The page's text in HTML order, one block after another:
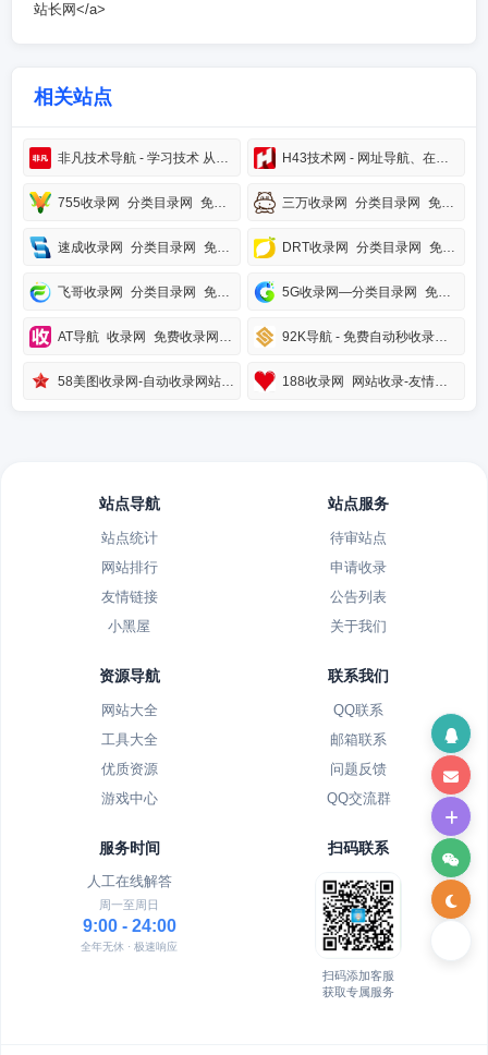
站长网</a>
相关站点
站点导航
站点统计
网站排行
友情链接
小黑屋
站点服务
待审站点
申请收录
公告列表
关于我们
资源导航
网站大全
工具大全
优质资源
游戏中心
联系我们
QQ联系
邮箱联系
问题反馈
QQ交流群
服务时间
人工在线解答
周一至周日
9:00 - 24:00
全年无休 · 极速响应
扫码联系
扫码添加客服
获取专属服务